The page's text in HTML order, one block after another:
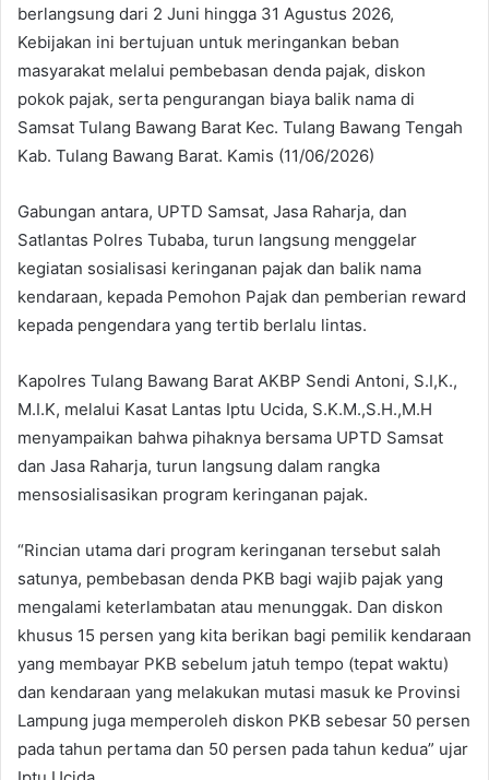
berlangsung dari 2 Juni hingga 31 Agustus 2026,
Kebijakan ini bertujuan untuk meringankan beban
masyarakat melalui pembebasan denda pajak, diskon
pokok pajak, serta pengurangan biaya balik nama di
Samsat Tulang Bawang Barat Kec. Tulang Bawang Tengah
Kab. Tulang Bawang Barat. Kamis (11/06/2026)
Gabungan antara, UPTD Samsat, Jasa Raharja, dan
Satlantas Polres Tubaba, turun langsung menggelar
kegiatan sosialisasi keringanan pajak dan balik nama
kendaraan, kepada Pemohon Pajak dan pemberian reward
kepada pengendara yang tertib berlalu lintas.
Kapolres Tulang Bawang Barat AKBP Sendi Antoni, S.I,K.,
M.I.K, melalui Kasat Lantas Iptu Ucida, S.K.M.,S.H.,M.H
menyampaikan bahwa pihaknya bersama UPTD Samsat
dan Jasa Raharja, turun langsung dalam rangka
mensosialisasikan program keringanan pajak.
“Rincian utama dari program keringanan tersebut salah
satunya, pembebasan denda PKB bagi wajib pajak yang
mengalami keterlambatan atau menunggak. Dan diskon
khusus 15 persen yang kita berikan bagi pemilik kendaraan
yang membayar PKB sebelum jatuh tempo (tepat waktu)
dan kendaraan yang melakukan mutasi masuk ke Provinsi
Lampung juga memperoleh diskon PKB sebesar 50 persen
pada tahun pertama dan 50 persen pada tahun kedua” ujar